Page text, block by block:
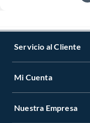
Servicio al Cliente
Mi Cuenta
Nuestra Empresa